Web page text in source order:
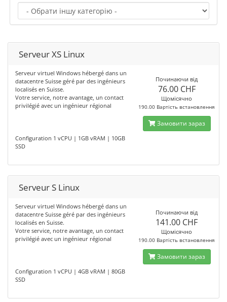
Serveur XS Linux
Serveur virtuel Windows hébergé dans un
datacentre Suisse géré par des ingénieurs
localisés en Suisse.
Votre service, notre avantage, un contact
privilégié avec un ingénieur régional
Configuration 1 vCPU | 1GB vRAM | 10GB
SSD
Починаючи від
76.00 CHF
Щомісячно
190.00 Вартість встановлення
Замовити зараз
Serveur S Linux
Serveur virtuel Windows hébergé dans un
datacentre Suisse géré par des ingénieurs
localisés en Suisse.
Votre service, notre avantage, un contact
privilégié avec un ingénieur régional
Configuration 1 vCPU | 4GB vRAM | 80GB
SSD
Починаючи від
141.00 CHF
Щомісячно
190.00 Вартість встановлення
Замовити зараз